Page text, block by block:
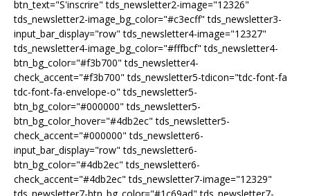
btn_text="S'inscrire" tds_newsletter2-image="12326"
tds_newsletter2-image_bg_color="#c3ecff" tds_newsletter3-
input_bar_display="row" tds_newsletter4-image="12327"
tds_newsletter4-image_bg_color="#fffbcf" tds_newsletter4-
btn_bg_color="#f3b700" tds_newsletter4-
check_accent="#f3b700" tds_newsletter5-tdicon="tdc-font-fa
tdc-font-fa-envelope-o" tds_newsletter5-
btn_bg_color="#000000" tds_newsletter5-
btn_bg_color_hover="#4db2ec" tds_newsletter5-
check_accent="#000000" tds_newsletter6-
input_bar_display="row" tds_newsletter6-
btn_bg_color="#4db2ec" tds_newsletter6-
check_accent="#4db2ec" tds_newsletter7-image="12329"